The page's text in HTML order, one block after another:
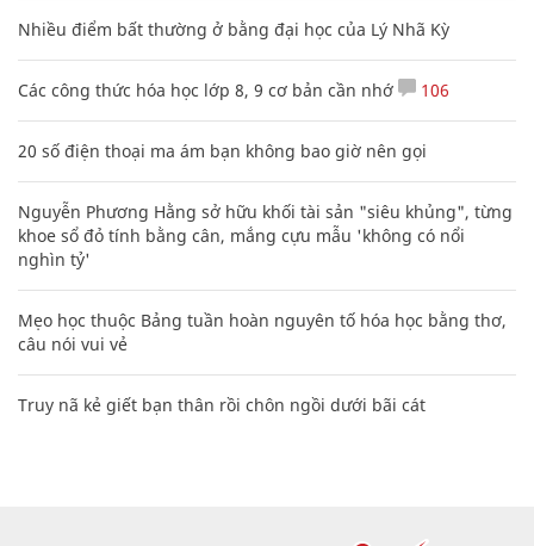
Nhiều điểm bất thường ở bằng đại học của Lý Nhã Kỳ
Các công thức hóa học lớp 8, 9 cơ bản cần nhớ 106
20 số điện thoại ma ám bạn không bao giờ nên gọi
Nguyễn Phương Hằng sở hữu khối tài sản "siêu khủng", từng
khoe sổ đỏ tính bằng cân, mắng cựu mẫu 'không có nổi
nghìn tỷ'
Mẹo học thuộc Bảng tuần hoàn nguyên tố hóa học bằng thơ,
câu nói vui vẻ
Truy nã kẻ giết bạn thân rồi chôn ngồi dưới bãi cát